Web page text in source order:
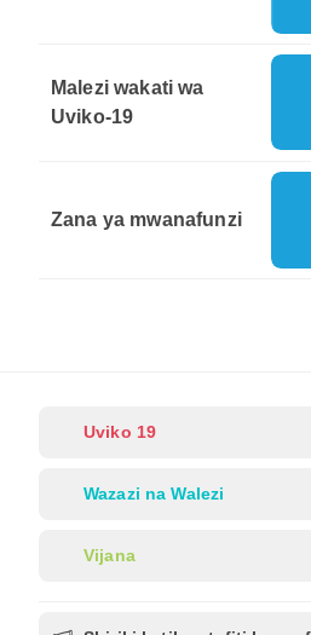
Malezi wakati wa
Uviko-19
Zana ya mwanafunzi
Uviko 19
Wazazi na Walezi
Vijana